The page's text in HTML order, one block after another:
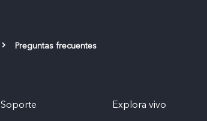
Preguntas frecuentes
Soporte Explora vivo